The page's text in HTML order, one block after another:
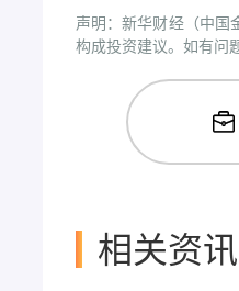
声明：新华财经（中国
构成投资建议。如有问
相关资讯